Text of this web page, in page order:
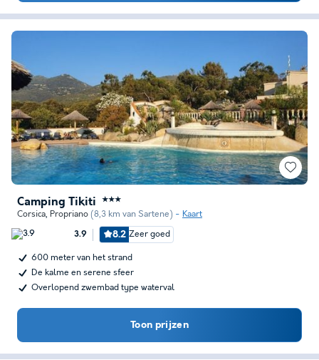
Camping Tikiti ★★★
Corsica, Propriano (8,3 km van Sartene) Kaart
3.9 8.2 Zeer goed
600 meter van het strand
De kalme en serene sfeer
Overlopend zwembad type waterval
Toon prijzen